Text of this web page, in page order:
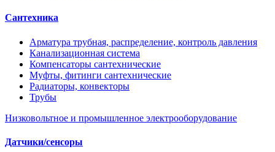
Сантехника
Арматура трубная, распределение, контроль давления
Канализационная система
Компенсаторы сантехнические
Муфты, фитинги сантехнические
Радиаторы, конвекторы
Трубы
Низковольтное и промышленное электрооборудование
Датчики/сенсоры